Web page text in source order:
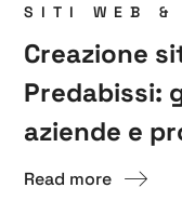
SITI WEB &
Creazione
Predabissi:
aziende e
Read more